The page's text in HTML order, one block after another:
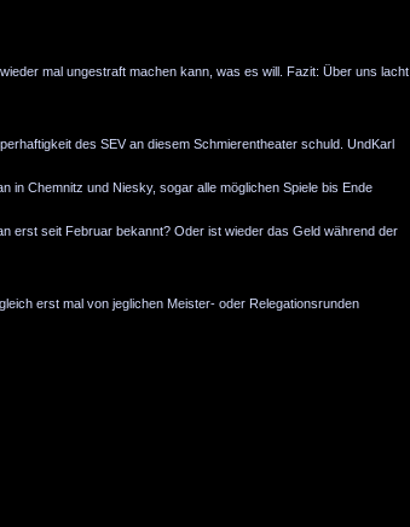
mal ungestraft machen kann, was es will. Fazit: Über uns lacht
des SEV an diesem Schmierentheater schuld. UndKarl
in Chemnitz und Niesky, sogar alle möglichen Spiele bis Ende
erst seit Februar bekannt? Oder ist wieder das Geld während der
erst mal von jeglichen Meister- oder Relegationsrunden